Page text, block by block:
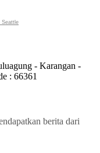
Seattle
- Karangan -
: 66361
berita dari